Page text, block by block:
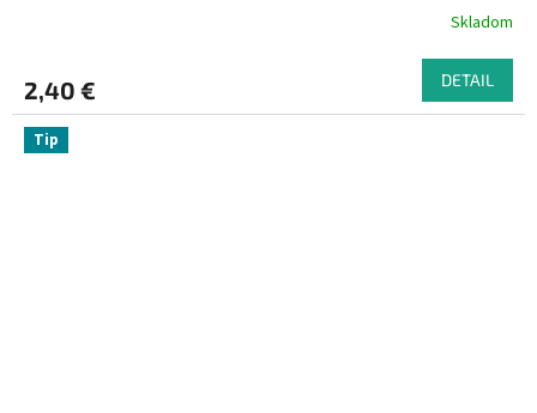
Skladom
2,40 € DETAIL
Tip